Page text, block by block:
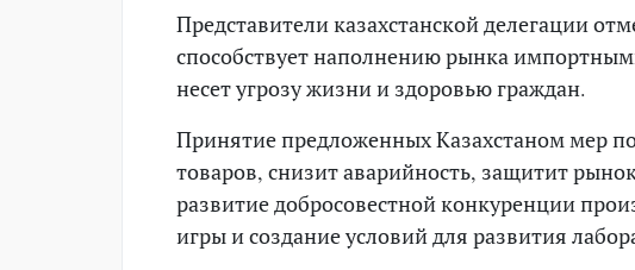
Представители казахстанской делегации
способствует наполнению рынка
несет угрозу жизни и здоровью граждан.
Принятие предложенных Казахстаном мер
товаров, снизит аварийность, защитит
развитие добросовестной конкуренции
игры и создание условий для развития